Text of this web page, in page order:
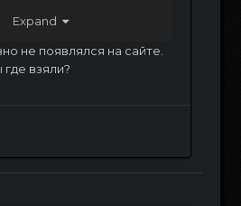
спасибо . Удачных
новогоднего Вам
Expand
не появлялся на сайте.
взяли?